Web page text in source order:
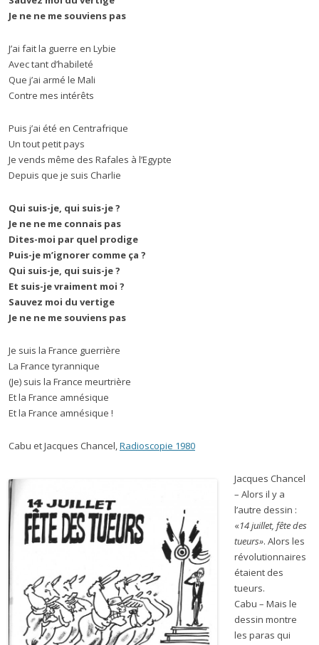
Je ne ne me souviens pas
J’ai fait la guerre en Lybie
Avec tant d’habileté
Que j’ai armé le Mali
Contre mes intérêts
Puis j’ai été en Centrafrique
Un tout petit pays
Je vends même des Rafales à l’Egypte
Depuis que je suis Charlie
Qui suis-je, qui suis-je ?
Je ne ne me connais pas
Dites-moi par quel prodige
Puis-je m’ignorer comme ça ?
Qui suis-je, qui suis-je ?
Et suis-je vraiment moi ?
Sauvez moi du vertige
Je ne ne me souviens pas
Je suis la France guerrière
La France tyrannique
(Je) suis la France meurtrière
Et la France amnésique
Et la France amnésique !
Cabu et Jacques Chancel, Radioscopie 1980
Jacques Chancel
– Alors il y a
l’autre dessin :
«14 juillet, fête des
tueurs». Alors les
révolutionnaires
étaient des
tueurs.
Cabu – Mais le
dessin montre
les paras qui